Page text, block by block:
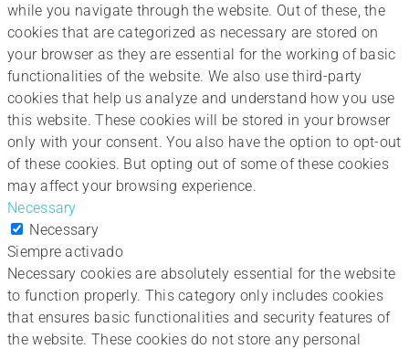
while you navigate through the website. Out of these, the
cookies that are categorized as necessary are stored on
your browser as they are essential for the working of basic
functionalities of the website. We also use third-party
cookies that help us analyze and understand how you use
this website. These cookies will be stored in your browser
only with your consent. You also have the option to opt-out
of these cookies. But opting out of some of these cookies
may affect your browsing experience.
Necessary
Necessary
Siempre activado
Necessary cookies are absolutely essential for the website
to function properly. This category only includes cookies
that ensures basic functionalities and security features of
the website. These cookies do not store any personal